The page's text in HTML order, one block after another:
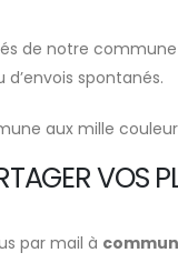
de notre
spontanés.
aux mille
VOS
par mail à